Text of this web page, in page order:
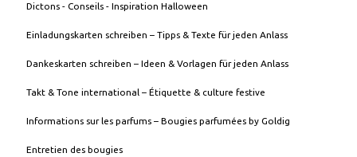
Dictons - Conseils - Inspiration Halloween
Einladungskarten schreiben – Tipps & Texte für jeden Anlass
Dankeskarten schreiben – Ideen & Vorlagen für jeden Anlass
Takt & Tone international – Étiquette & culture festive
Informations sur les parfums – Bougies parfumées by Goldig
Entretien des bougies